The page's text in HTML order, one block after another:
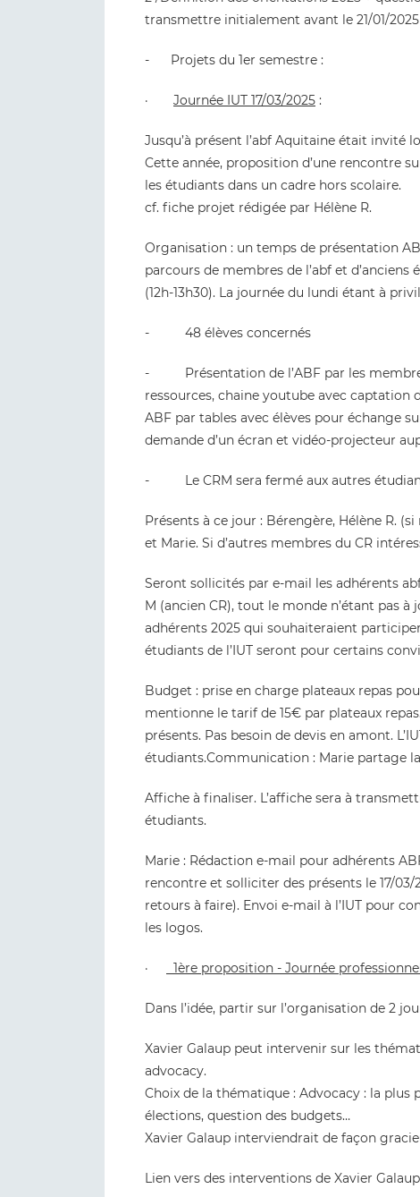
transmettre initialement avant le 21/01/2025
- Projets du 1er semestre :
· Journée IUT 17/03/2025 :
Jusqu’à présent l’abf Aquitaine était invité
Cette année, proposition d’une rencontre
les étudiants dans un cadre hors scolaire.
cf. fiche projet rédigée par Hélène R.
Organisation : un temps de présentation
parcours de membres de l’abf et d’anciens
(12h-13h30). La journée du lundi étant à
- 48 élèves concernés
- Présentation de l’ABF par les
ressources, chaine youtube avec
ABF par tables avec élèves pour échange
demande d’un écran et vidéo-projecteur
- Le CRM sera fermé aux autres
Présents à ce jour : Bérengère, Hélène R.
et Marie. Si d’autres membres du CR
Seront sollicités par e-mail les adhérents
M (ancien CR), tout le monde n’étant pas
adhérents 2025 qui souhaiteraient
étudiants de l’IUT seront pour certains
Budget : prise en charge plateaux repas
mentionne le tarif de 15€ par plateaux
présents. Pas besoin de devis en amont.
étudiants.Communication : Marie partage
Affiche à finaliser. L’affiche sera à
étudiants.
Marie : Rédaction e-mail pour adhérents
rencontre et solliciter des présents le 17/
retours à faire). Envoi e-mail à l’IUT pour
les logos.
· 1ère proposition - Journée
Dans l’idée, partir sur l’organisation de 2
Xavier Galaup peut intervenir sur les
advocacy.
Choix de la thématique : Advocacy : la
élections, question des budgets…
Xavier Galaup interviendrait de façon
Lien vers des interventions de Xavier